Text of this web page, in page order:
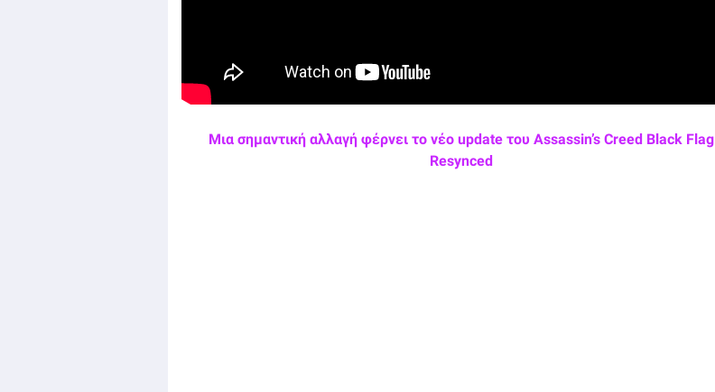
Μια σημαντική αλλαγή φέρνει το νέο update του Assassin’s Creed Black Flag
Resynced